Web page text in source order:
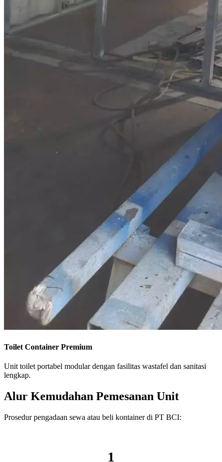
Toilet Container Premium
Unit toilet portabel modular dengan fasilitas wastafel dan sanitasi
lengkap.
Alur Kemudahan Pemesanan Unit
Prosedur pengadaan sewa atau beli kontainer di PT BCI:
1